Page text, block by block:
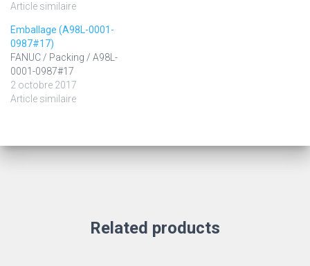
Article similaire
Emballage (A98L-0001-
0987#17)
FANUC / Packing / A98L-
0001-0987#17
2 octobre 2017
Article similaire
Related products